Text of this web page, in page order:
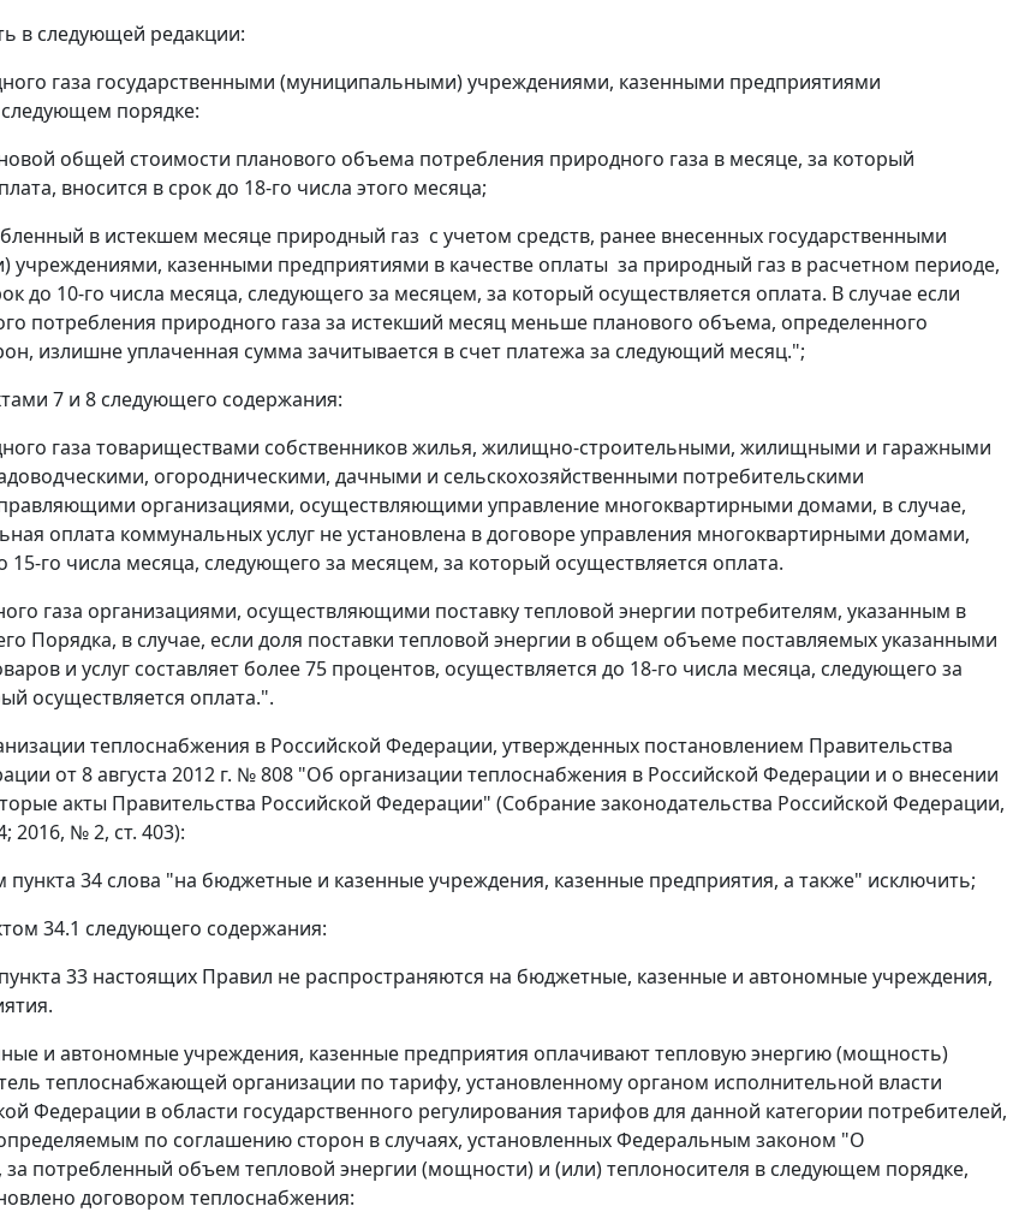
в следующей редакции:
газа государственными (муниципальными) учреждениями, казенными предприятиями
порядке:
общей стоимости планового объема потребления природного газа в месяце, за который
вносится в срок до 18-го числа этого месяца;
в истекшем месяце природный газ с учетом средств, ранее внесенных государственными
казенными предприятиями в качестве оплаты за природный газ в расчетном периоде,
до 10-го числа месяца, следующего за месяцем, за который осуществляется оплата. В случае если
потребления природного газа за истекший месяц меньше планового объема, определенного
излишне уплаченная сумма зачитывается в счет платежа за следующий месяц.";
7 и 8 следующего содержания:
газа товариществами собственников жилья, жилищно-строительными, жилищными и гаражными
огородническими, дачными и сельскохозяйственными потребительскими
организациями, осуществляющими управление многоквартирными домами, в случае,
оплата коммунальных услуг не установлена в договоре управления многоквартирными домами,
15-го числа месяца, следующего за месяцем, за который осуществляется оплата.
газа организациями, осуществляющими поставку тепловой энергии потребителям, указанным в
Порядка, в случае, если доля поставки тепловой энергии в общем объеме поставляемых указанными
и услуг составляет более 75 процентов, осуществляется до 18-го числа месяца, следующего за
осуществляется оплата.".
теплоснабжения в Российской Федерации, утвержденных постановлением Правительства
от 8 августа 2012 г. № 808 "Об организации теплоснабжения в Российской Федерации и о внесении
акты Правительства Российской Федерации" (Собрание законодательства Российской Федерации,
2016, № 2, ст. 403):
пункта 34 слова "на бюджетные и казенные учреждения, казенные предприятия, а также" исключить;
34.1 следующего содержания:
33 настоящих Правил не распространяются на бюджетные, казенные и автономные учреждения,
и автономные учреждения, казенные предприятия оплачивают тепловую энергию (мощность)
теплоснабжающей организации по тарифу, установленному органом исполнительной власти
Федерации в области государственного регулирования тарифов для данной категории потребителей,
по соглашению сторон в случаях, установленных Федеральным законом "О
потребленный объем тепловой энергии (мощности) и (или) теплоносителя в следующем порядке,
договором теплоснабжения: